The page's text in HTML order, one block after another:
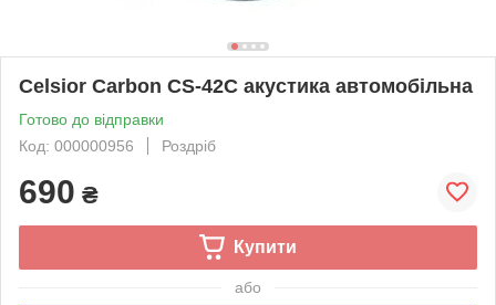
Celsior Carbon CS-42C акустика автомобільна
Готово до відправки
Код: 000000956
Роздріб
690 ₴
Купити
або